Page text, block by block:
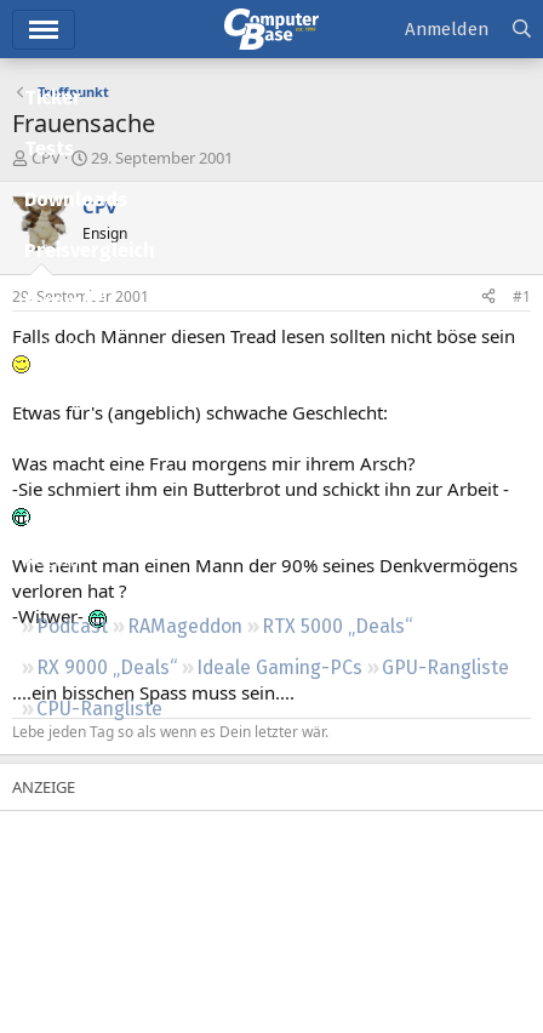
Ticker
Tests
Downloads
Preisvergleich
Forum
Aktuelles
Neueste Aktivitäten
Leserartikel
Regeln
Podcast RAMageddon
RTX 5000 „Deals“
RX 9000 „Deals“
Ideale Gaming-PCs
GPU-Rangliste
CPU-Rangliste
Anmelden
Treffpunkt
Frauensache
E
s
t
e
e
r
CPV
E
s
e
l
t
a
29. September 2001
CPV
Ensign
29. September 2001 #1
Falls doch Männer diesen Tread lesen sollten nicht böse sein
Etwas für's (angeblich) schwache Geschlecht:
Was macht eine Frau morgens mir ihrem Arsch?
-Sie schmiert ihm ein Butterbrot und schickt ihn zur Arbeit -
Wie nennt man einen Mann der 90% seines Denkvermögens
verloren hat ?
-Witwer-
....ein bisschen Spass muss sein....
Lebe jeden Tag so als wenn es Dein letzter wär.